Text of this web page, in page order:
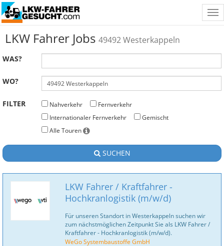
LKW Fahrer Jobs 49492 Westerkappeln
WAS?
WO?
FILTER Nahverkehr
Fernverkehr
Internationaler Fernverkehr
Gemischt
Alle Touren
SUCHEN
LKW Fahrer / Kraftfahrer -
Hochkranlogistik (m/w/d)
Für unseren Standort in Westerkappeln suchen wir
zum nächstmöglichen Zeitpunkt Sie als LKW Fahrer /
Kraftfahrer - Hochkranlogistik (m/w/d).
WeGo Systembaustoffe GmbH